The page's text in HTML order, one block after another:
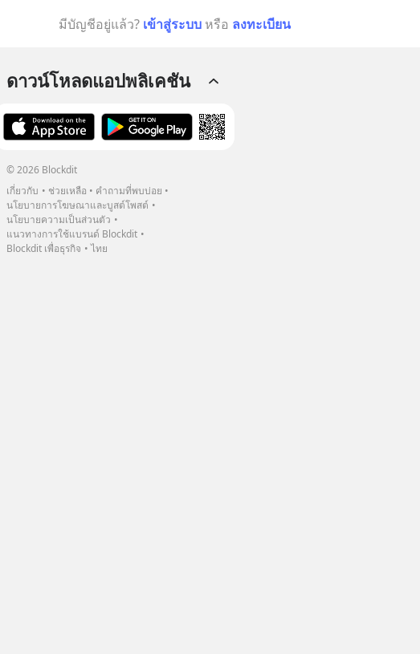
มีบัญชีอยู่แล้ว? เข้าสู่ระบบ หรือ ลงทะเบียน
ดาวน์โหลดแอปพลิเคชัน
© 2026 Blockdit
เกี่ยวกับ
ช่วยเหลือ
คำถามที่พบบ่อย
นโยบายการโฆษณาและบูสต์โพสต์
นโยบายความเป็นส่วนตัว
แนวทางการใช้แบรนด์ Blockdit
Blockdit เพื่อธุรกิจ
ไทย